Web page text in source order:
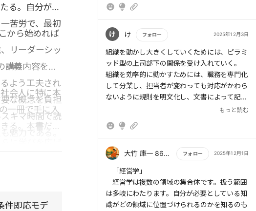
る。自分が必
苦労で、最初
から始めれば
リーダーシッ
講義内容を軸
よう工夫され
な概念を負担
キマ時間で読
っていく感覚
会人に特に本
一冊で手に入
る。本書だけ
件即応モデ
「いろいろな産業に進出すること」が多角化の
シナジー効果だ。これは相乗効果とも呼ばれ、
1+1=2ではなく、3にも4にもなることを指して
いる。
> 業界内で最も低いコストを実現できれば、高
い利益率を上げ、他社を市場から駆逐すること
もできる。これが①コスト・リーダーシップ
> 戦略ターゲットが業界全体のときは、②差
別化戦略をとるべきだといわれている。たとえ
ばトヨタ自動車は、高品質で差別化しているう
えに、高級ブランド・イメージでも、ハイブリ
ッド技術でも差別化している。
け け フォロー 2025年12月3日
もっと読む
組織を動かし大きくしていくためには、ピラミ
ッド型の上司部下の関係を受け入れていく。
組織を効率的に動かすためには、職務を専門化
して分業し、担当者が変わっても対応がかわら
ないように規則を明文化し、文書によって記録
もっと読む
大竹 庫一 860×Kura フォロー 2025年12月1日
もっと読む
「経営学」
経営学は複数の領域の集合体です。扱う範囲
は多岐にわたります。自分が必要としている知
識がどの領域に位置づけられるのかを知るのも